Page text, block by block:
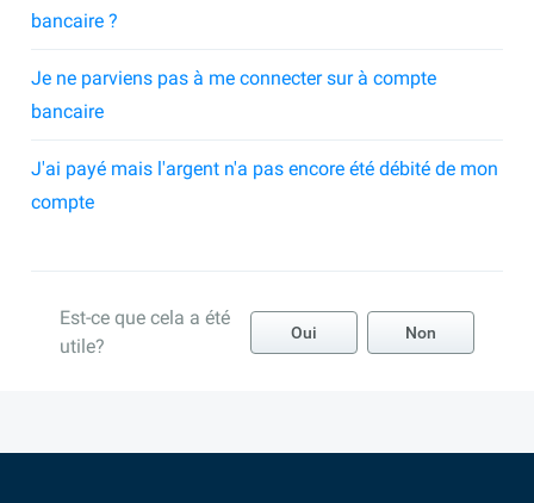
bancaire ?
Je ne parviens pas à me connecter sur à compte
bancaire
J'ai payé mais l'argent n'a pas encore été débité de mon
compte
Est-ce que cela a été
utile?
Oui Non